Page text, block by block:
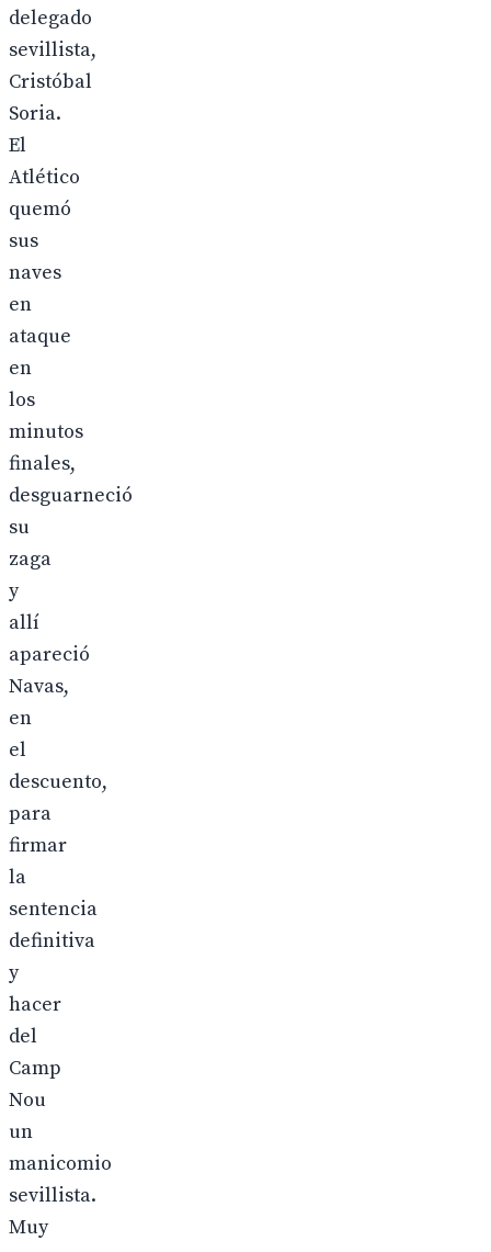
delegado
sevillista,
Cristóbal
Soria.
El
Atlético
quemó
sus
naves
en
ataque
en
los
minutos
finales,
desguarneció
su
zaga
y
allí
apareció
Navas,
en
el
descuento,
para
firmar
la
sentencia
definitiva
y
hacer
del
Camp
Nou
un
manicomio
sevillista.
Muy